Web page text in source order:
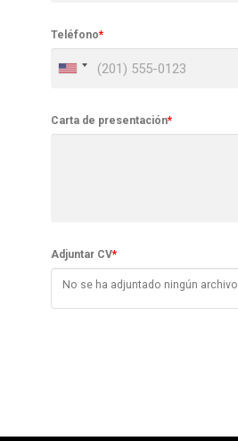
Teléfono*
Carta de presentación*
Adjuntar CV*
No se ha adjuntado ningún archivo